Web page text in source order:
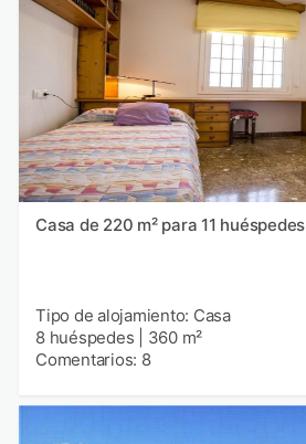
Casa de 220 m² para 11 huéspedes
Tipo de alojamiento: Casa
8 huéspedes
360 m²
Comentarios: 8